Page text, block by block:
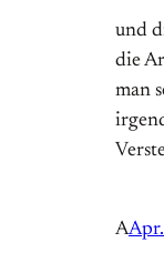
und
die
man
A